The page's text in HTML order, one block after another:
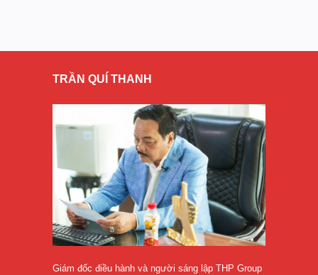
TRẦN QUÍ THANH
Giám đốc điều hành và người sáng lập THP Group